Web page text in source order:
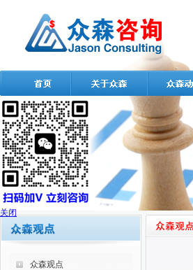
众森观点
关闭